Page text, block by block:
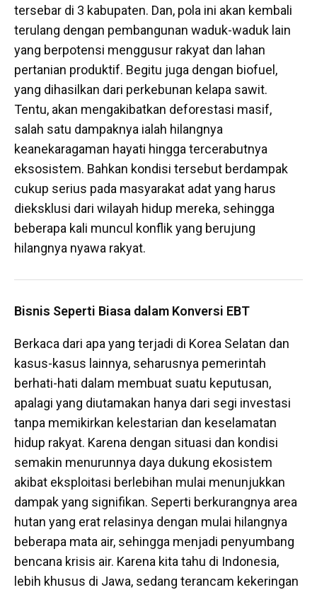
tersebar di 3 kabupaten. Dan, pola ini akan kembali
terulang dengan pembangunan waduk-waduk lain
yang berpotensi menggusur rakyat dan lahan
pertanian produktif. Begitu juga dengan biofuel,
yang dihasilkan dari perkebunan kelapa sawit.
Tentu, akan mengakibatkan deforestasi masif,
salah satu dampaknya ialah hilangnya
keanekaragaman hayati hingga tercerabutnya
eksosistem. Bahkan kondisi tersebut berdampak
cukup serius pada masyarakat adat yang harus
dieksklusi dari wilayah hidup mereka, sehingga
beberapa kali muncul konflik yang berujung
hilangnya nyawa rakyat.
Bisnis Seperti Biasa dalam Konversi EBT
Berkaca dari apa yang terjadi di Korea Selatan dan
kasus-kasus lainnya, seharusnya pemerintah
berhati-hati dalam membuat suatu keputusan,
apalagi yang diutamakan hanya dari segi investasi
tanpa memikirkan kelestarian dan keselamatan
hidup rakyat. Karena dengan situasi dan kondisi
semakin menurunnya daya dukung ekosistem
akibat eksploitasi berlebihan mulai menunjukkan
dampak yang signifikan. Seperti berkurangnya area
hutan yang erat relasinya dengan mulai hilangnya
beberapa mata air, sehingga menjadi penyumbang
bencana krisis air. Karena kita tahu di Indonesia,
lebih khusus di Jawa, sedang terancam kekeringan